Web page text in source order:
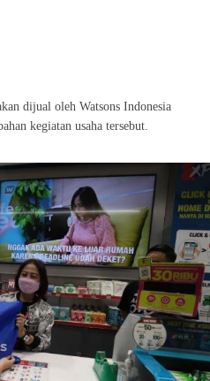
dijual oleh Watsons Indonesia
kegiatan usaha tersebut.